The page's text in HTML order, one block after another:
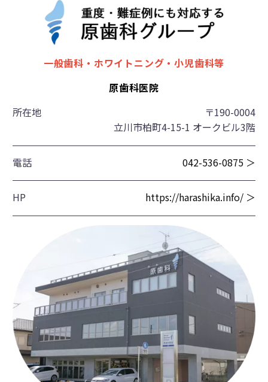
一般歯科・ホワイトニング・小児歯科等
原歯科医院
所在地
〒190-0004
立川市柏町4-15-1 オークビル3階
電話 042-536-0875 ＞
HP https://harashika.info/ ＞